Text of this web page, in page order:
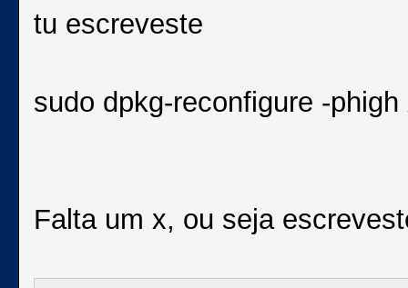
tu escreveste
sudo dpkg-reconfigure -
Falta um x, ou seja